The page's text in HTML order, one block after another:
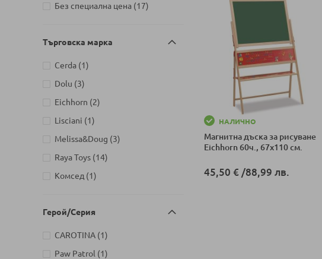
НАЛИЧНО
Магнитна дъска за рисуване
Eichhorn 60ч., 67х110 см.
45,50 € /88,99 лв.
Йерусалим, бл. 47В, жк. Младост
Детски магазин на ул.
Търговище
Без специална цена 17
артикули
Търговска марка
Cerda 1
артикул
Dolu
3
артикули
Eichhorn
2
артикули
Lisciani
1
артикул
Melissa&Doug
3
артикули
Raya Toys 14
артикули
Комсед
1
артикул
Герой/Серия
CAROTINA 1
артикул
Paw Patrol
1
артикул